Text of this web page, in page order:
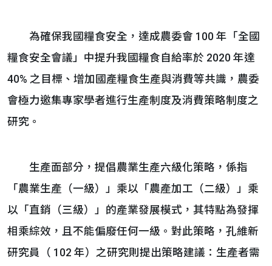
為確保我國糧食安全，達成農委會 100 年「全國
糧食安全會議」中提升我國糧食自給率於 2020 年達
40% 之目標、增加國產糧食生產與消費等共識，農委
會極力邀集專家學者進行生產制度及消費策略制度之
研究。
生產面部分，提倡農業生產六級化策略，係指
「農業生產（一級）」乘以「農產加工（二級）」乘
以「直銷（三級）」的產業發展模式，其特點為發揮
相乘綜效，且不能偏廢任何一級。對此策略，孔維新
研究員（ 102 年）之研究則提出策略建議：生產者需